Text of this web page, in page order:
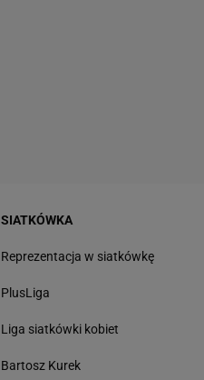
SIATKÓWKA
Reprezentacja w siatkówkę
PlusLiga
Liga siatkówki kobiet
Bartosz Kurek